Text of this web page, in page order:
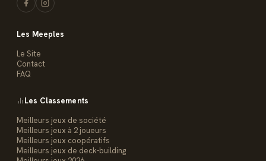
Les Meeples
Le Site
Contact
FAQ
Les Classements
Meilleurs jeux de société
Meilleurs jeux à 2 joueurs
Meilleurs jeux coopératifs
Meilleurs jeux de deck-building